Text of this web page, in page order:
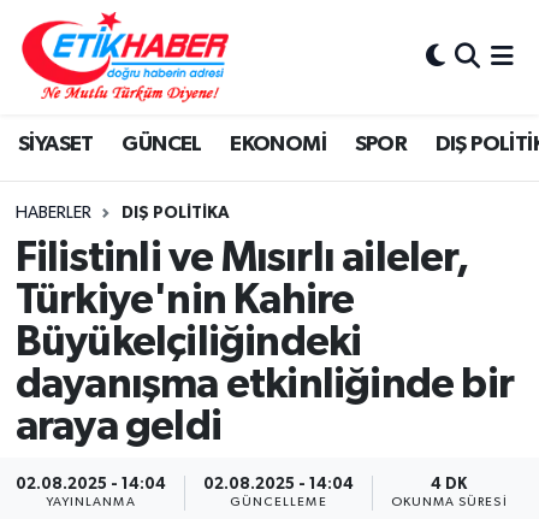
SİYASET GÜNCEL EKONOMİ SPOR DIŞ
HABERLER DIŞ POLİTİKA
Filistinli ve Mısırlı aileler,
Türkiye'nin Kahire
Büyükelçiliğindeki
dayanışma etkinliğinde bir
araya geldi
02.08.2025 - 14:04
YAYINLANMA
02.08.2025 - 14:04
GÜNCELLEME
4 DK
OKUNMA SÜRESI
BİLİM-TEKNOLOJİ
DIŞ POLİTİKA
DÜNYA
EĞİTİM GENÇLİK
EKONOMİ
KÖŞE YAZILARI
Nöbetçi Eczaneler
Hava Durumu
İstanbul Namaz Vakitleri
Trafik Durumu
Süper Lig Puan Durumu ve Fikstür
Tüm Manşetler